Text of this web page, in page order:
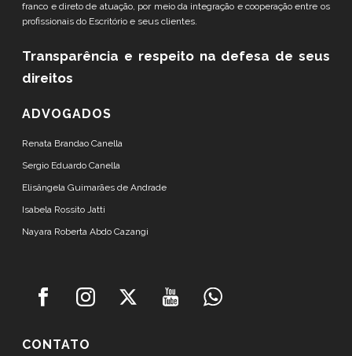
franco e direto de atuação, por meio da integração e cooperação entre os
profissionais do Escritório e seus clientes.
Transparência e respeito na defesa de seus
direitos
ADVOGADOS
Renata Brandao Canella
Sergio Eduardo Canella
Elisângela Guimarães de Andrade
Isabela Rossito Jatti
Nayara Roberta Abdo Cazangi
CONTATO